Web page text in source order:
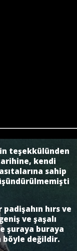
teşekkülünden
kendi
sahip
hırs ve
ve şaşalı
şuraya buraya
de­ğildir.